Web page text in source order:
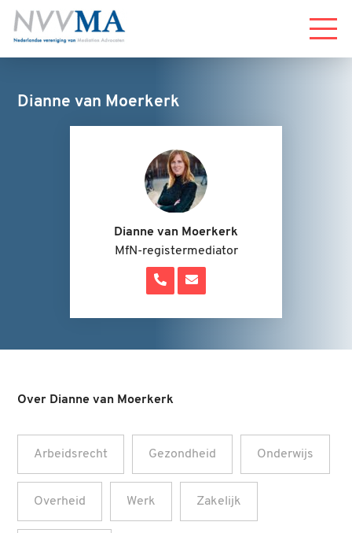
Menu
Dianne van Moerkerk
Dianne van Moerkerk
MfN-registermediator
Over Dianne van Moerkerk
Arbeidsrecht Gezondheid Onderwijs
Overheid Werk Zakelijk